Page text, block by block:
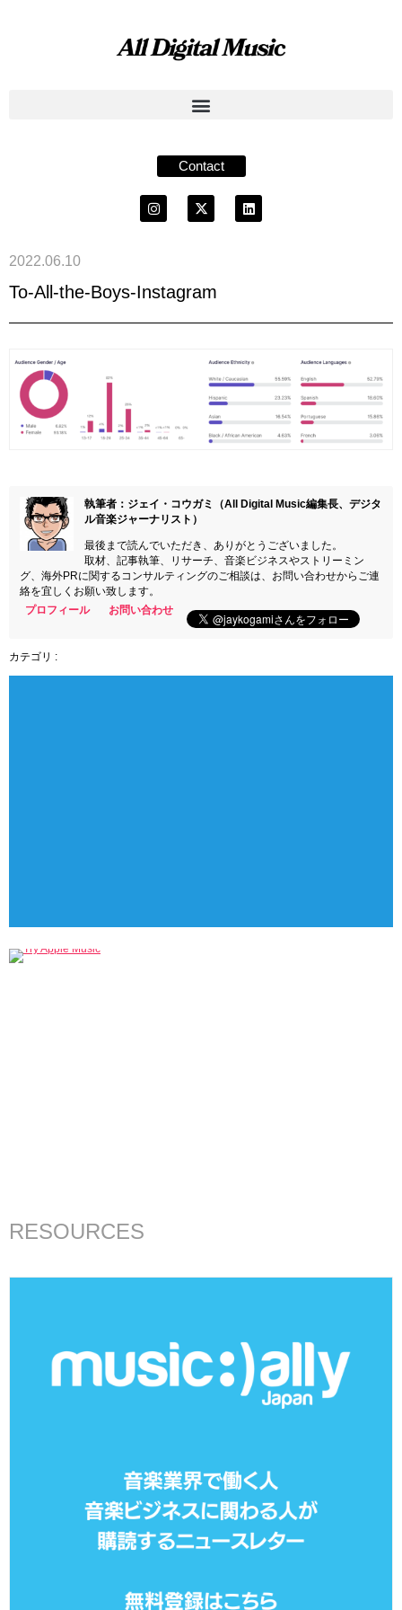
Contact
2022.06.10
To-All-the-Boys-Instagram
執筆者：ジェイ・コウガミ（All Digital Music編集長、デジタ
ル音楽ジャーナリスト）
最後まで読んでいただき、ありがとうございました。
取材、記事執筆、リサーチ、音楽ビジネスやストリーミン
グ、海外PRに関するコンサルティングのご相談は、お問い合わせからご連
絡を宜しくお願い致します。
プロフィール
お問い合わせ
カテゴリ :
RESOURCES